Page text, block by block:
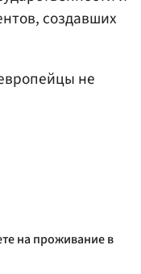
создавших
не
на проживание в